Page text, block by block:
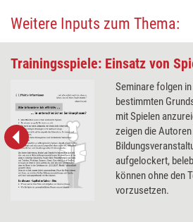
Weitere Inputs zum Thema:
Seminare folgen
bestimmten
mit Spielen
zeigen die
aufgelockert,
können ohne den
vorzusetzen.